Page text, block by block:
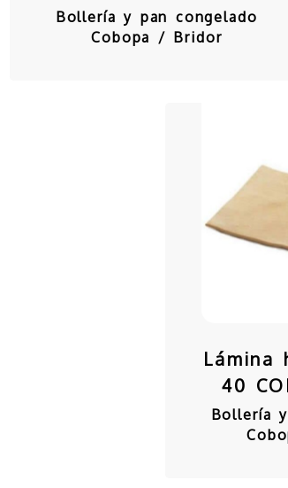
Bollería y pan congelado
Cobopa / Bridor
Lámina
40
Bollería